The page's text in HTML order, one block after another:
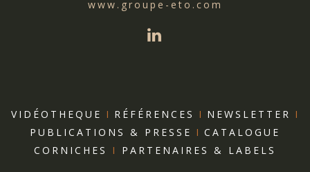
www.groupe-eto.com
VIDÉOTHEQUE I RÉFÉRENCES I NEWSLETTER I
PUBLICATIONS & PRESSE I CATALOGUE
CORNICHES I PARTENAIRES & LABELS